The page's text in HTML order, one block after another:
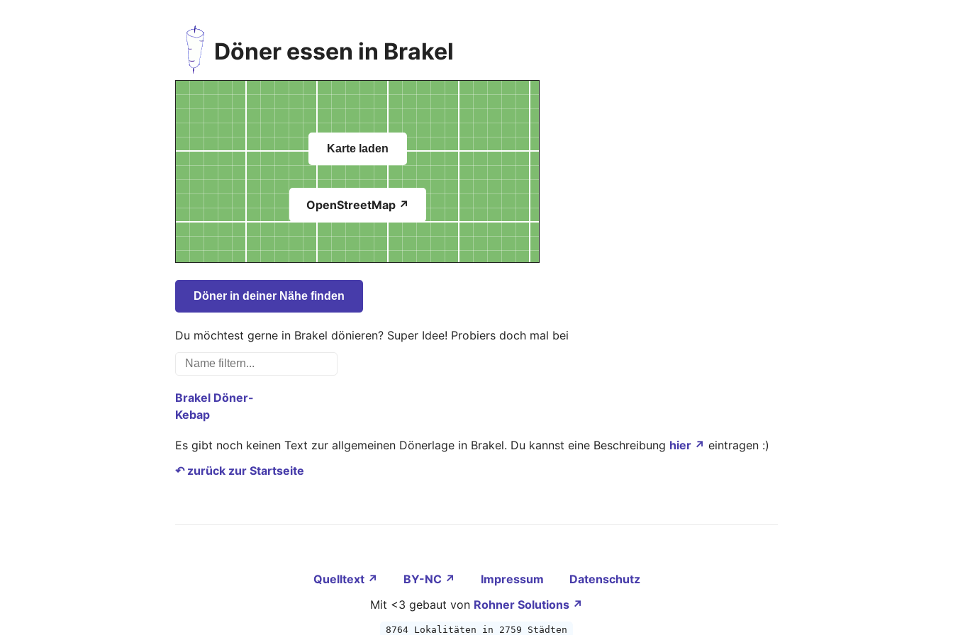
Döner essen in Brakel
Karte laden
OpenStreetMap ↗
Döner in deiner Nähe finden
Du möchtest gerne in Brakel dönieren? Super Idee! Probiers doch mal bei
Brakel Döner-
Kebap
Es gibt noch keinen Text zur allgemeinen Dönerlage in Brakel. Du kannst eine Beschreibung hier ↗ eintragen :)
↶ zurück zur Startseite
Quelltext ↗ BY-NC ↗ Impressum
Datenschutz
Mit <3 gebaut von Rohner Solutions ↗
8764 Lokalitäten in 2759 Städten